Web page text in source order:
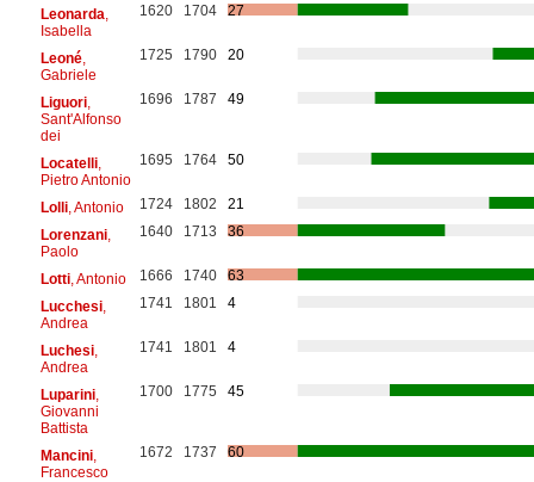
Leonarda
Isabella
1620 1704 27
Leoné,
Gabriele
1725 1790 20
Liguori,
Sant'Alfonso
dei
1696 1787 49
Locatelli,
Pietro Antonio
1695 1764 50
Lolli, Antonio 1724 1802
21
Lorenzani,
Paolo
1640 1713 36
Lotti, Antonio 1666 1740
63
Lucchesi,
Andrea
1741 1801 4
Luchesi,
Andrea
1741 1801 4
Luparini,
Giovanni
Battista
1700 1775 45
Mancini,
Francesco
1672 1737 60